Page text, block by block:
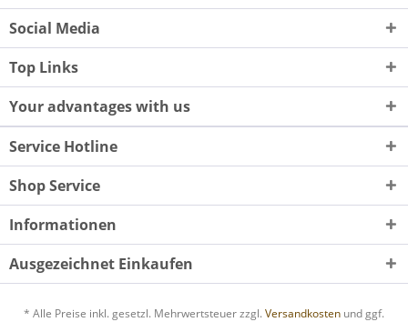
Social Media
Top Links
Your advantages with us
Service Hotline
Shop Service
Informationen
Ausgezeichnet Einkaufen
* Alle Preise inkl. gesetzl. Mehrwertsteuer zzgl. Versandkosten und ggf.